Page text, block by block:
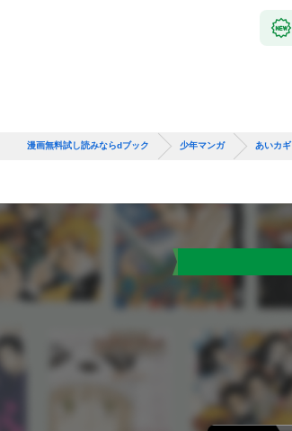
漫画無料試し読みならdブック 少年マンガ あいカギ